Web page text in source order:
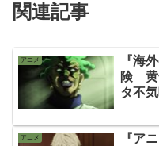
関連記事
アニメ
『海
険 黄
タ不気
アニメ
『ア